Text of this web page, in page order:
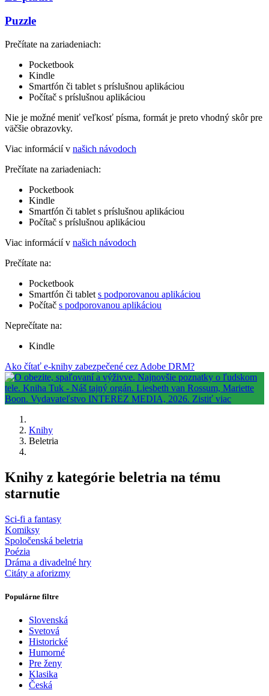
Puzzle
Prečítate na zariadeniach:
Pocketbook
Kindle
Smartfón či tablet s príslušnou aplikáciou
Počítač s príslušnou aplikáciou
Nie je možné meniť veľkosť písma, formát je preto vhodný skôr pre
väčšie obrazovky.
Viac informácií v našich návodoch
Prečítate na zariadeniach:
Pocketbook
Kindle
Smartfón či tablet s príslušnou aplikáciou
Počítač s príslušnou aplikáciou
Viac informácií v našich návodoch
Prečítate na:
Pocketbook
Smartfón či tablet s podporovanou aplikáciou
Počítač s podporovanou aplikáciou
Neprečítate na:
Kindle
Ako čítať e-knihy zabezpečené cez Adobe DRM?
Knihy
Beletria
Knihy z kategórie beletria na tému
starnutie
Sci-fi a fantasy
Komiksy
Spoločenská beletria
Poézia
Dráma a divadelné hry
Citáty a aforizmy
Populárne filtre
Slovenská
Svetová
Historické
Humorné
Pre ženy
Klasika
Česká